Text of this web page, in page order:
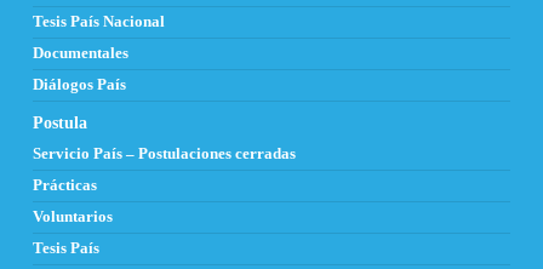
Tesis País Nacional
Documentales
Diálogos País
Postula
Servicio País – Postulaciones cerradas
Prácticas
Voluntarios
Tesis País